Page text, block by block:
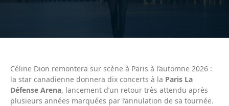
Céline Dion remontera sur scène à Paris à l’automne 2026 :
la star canadienne donnera dix concerts à la Paris La
Défense Arena, lancement d’un retour très attendu après
plusieurs années marquées par l’annulation de sa tournée.